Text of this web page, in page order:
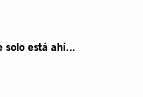
solo está ahí...